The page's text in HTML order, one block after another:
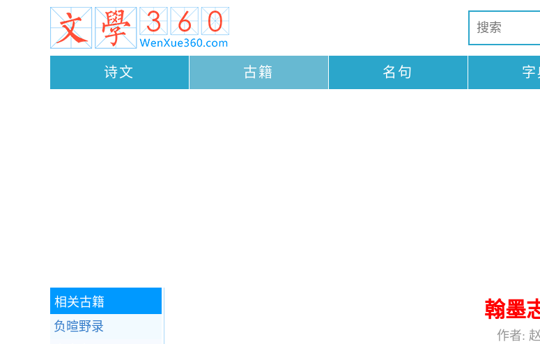
诗文 古籍 名句 字
翰墨
作者:
相关古籍
负暄野录